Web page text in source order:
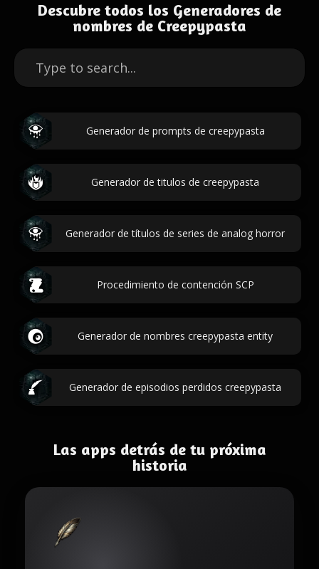
Descubre todos los Generadores de
nombres de Creepypasta
Generador de prompts de creepypasta
Generador de titulos de creepypasta
Generador de títulos de series de analog horror
Procedimiento de contención SCP
Generador de nombres creepypasta entity
Generador de episodios perdidos creepypasta
Las apps detrás de tu próxima
historia